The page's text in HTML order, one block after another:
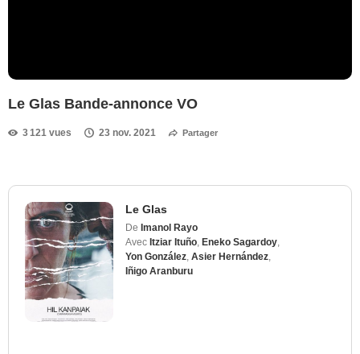
Le Glas Bande-annonce VO
3 121 vues 23 nov. 2021 Partager
Le Glas
De Imanol Rayo
Avec Itziar Ituño Eneko Sagardoy
Yon González Asier Hernández
Iñigo Aranburu